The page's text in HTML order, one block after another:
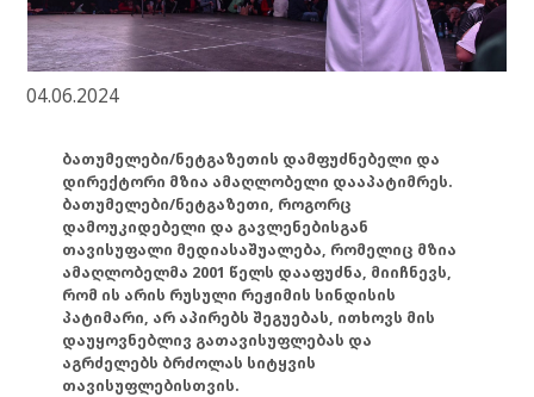
04.06.2024
ბათუმელები/ნეტგაზეთის დამფუძნებელი და
დირექტორი მზია ამაღლობელი დააპატიმრეს.
ბათუმელები/ნეტგაზეთი, როგორც
დამოუკიდებელი და გავლენებისგან
თავისუფალი მედიასაშუალება, რომელიც მზია
ამაღლობელმა 2001 წელს დააფუძნა, მიიჩნევს,
რომ ის არის რუსული რეჟიმის სინდისის
პატიმარი, არ აპირებს შეგუებას, ითხოვს მის
დაუყოვნებლივ გათავისუფლებას და
აგრძელებს ბრძოლას სიტყვის
თავისუფლებისთვის.